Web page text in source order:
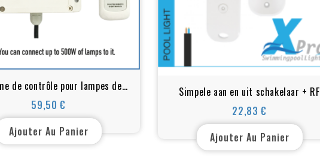
de contrôle pour lampes de
piscine RGB ET RGBW
59,50 €
Prix
Ajouter Au Panier
Simpele aan en uit schakelaar + RF
afstandsbediening
22,83 €
Prix
Ajouter Au Panier